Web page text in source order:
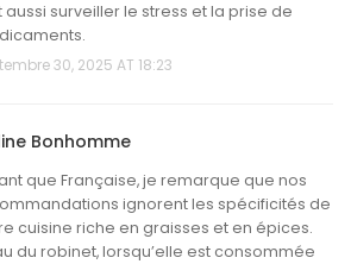
aussi surveiller le stress et la prise de
30, 2025 AT 18:23
Bonhomme
que Française, je remarque que nos
ignorent les spécificités de
cuisine riche en graisses et en épices.
du robinet, lorsqu’elle est consommée